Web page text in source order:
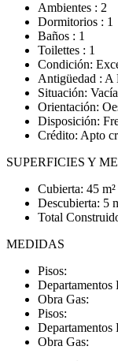
Ambientes : 2
Dormitorios : 1
Baños : 1
Toilettes : 1
Condición:
Antigüedad : A
Situación: Vacía
Orientación:
Disposición:
Crédito: Apto
SUPERFICIES Y
Cubierta: 45 m²
Descubierta: 5
Total
MEDIDAS
Pisos:
Departamentos
Obra Gas:
Pisos:
Departamentos
Obra Gas: